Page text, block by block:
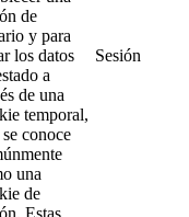
de
y para
los datos
a
de una
temporal,
conoce
una
de
Sesión